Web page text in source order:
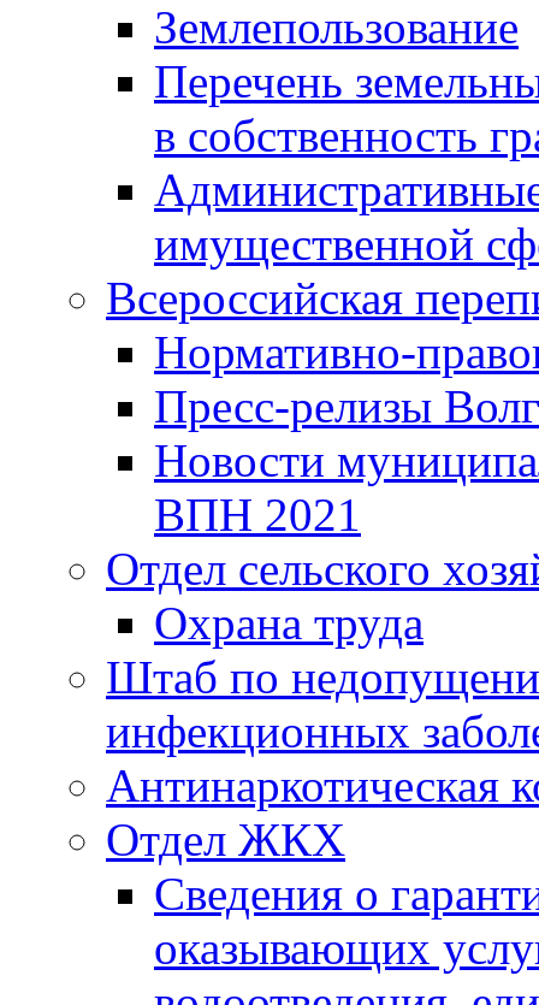
Землепользование
Перечень
в собственность
имущественной
Всероссийская
Нормативно-
Пресс-релизы
Новости
ВПН 2021
Отдел сельского
Охрана труда
Штаб по
инфекционных
Антинаркотическая
Отдел ЖКХ
Сведения о
оказывающих